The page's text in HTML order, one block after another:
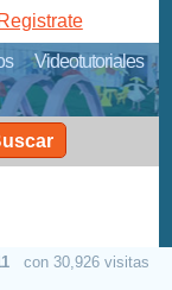
Videotutoriales
Registrate
con 30,926 visitas